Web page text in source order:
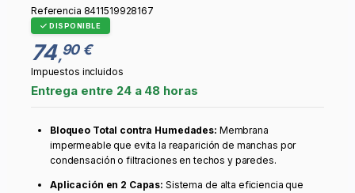
Referencia 8411519928167
DISPONIBLE
74 ,90 €
Impuestos incluidos
Entrega entre 24 a 48 horas
Bloqueo Total contra Humedades: Membrana
impermeable que evita la reaparición de manchas por
condensación o filtraciones en techos y paredes.
Aplicación en 2 Capas: Sistema de alta eficiencia que